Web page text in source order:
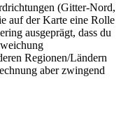
(Gitter-Nord,
auf der Karte eine Rolle
ausgeprägt, dass du
Regionen/Ländern
aber zwingend